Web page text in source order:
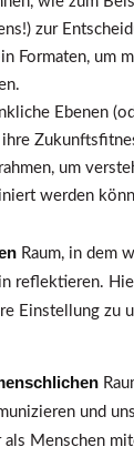
zur
Formaten, um
Ebenen
um
werden
Raum, in dem
reflektieren.
Einstellung zu
und
Menschen